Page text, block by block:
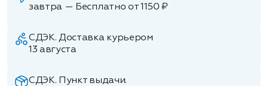
завтра — Бесплатно от 1150 ₽
СДЭК. Доставка курьером
13 августа
СДЭК. Пункт выдачи.